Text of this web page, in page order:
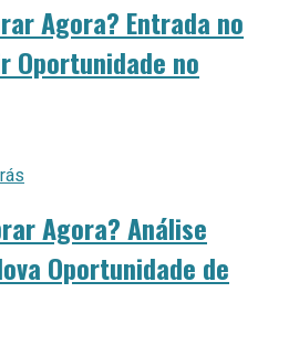
Agora? Entrada no
Oportunidade no
Agora? Análise
Oportunidade de